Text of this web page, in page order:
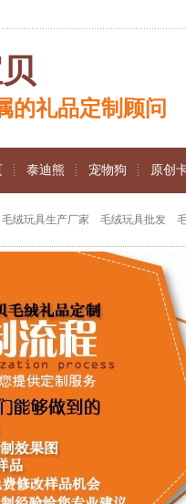
的礼品定制顾问
泰迪熊 宠物狗 原创
毛绒玩具生产厂家 毛绒玩具批发